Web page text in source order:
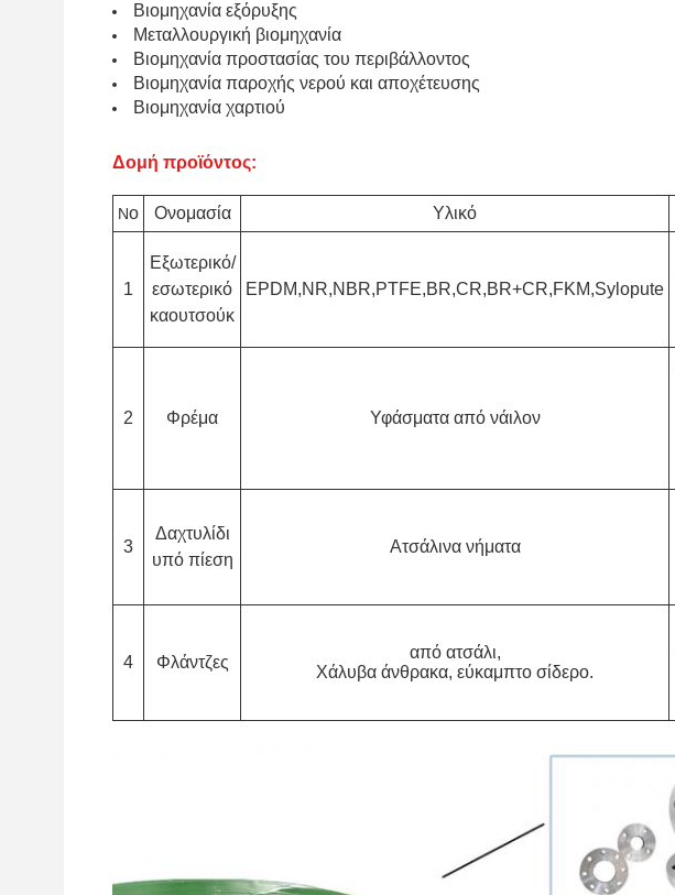
Βιομηχανία εξόρυξης
Μεταλλουργική βιομηχανία
Βιομηχανία προστασίας του περιβάλλοντος
Βιομηχανία παροχής νερού και αποχέτευσης
Βιομηχανία χαρτιού
Δομή προϊόντος:
No Ονομασία Υλικό
1
Εξωτερικό/
εσωτερικό
καουτσούκ
EPDM,NR,NBR,PTFE,BR,CR,BR+CR,FKM,Sylopute
2 Φρέμα Υφάσματα από νάιλον
3
Δαχτυλίδι
υπό πίεση
Ατσάλινα νήματα
4 Φλάντζες
από ατσάλι,
Χάλυβα άνθρακα, εύκαμπτο σίδερο.